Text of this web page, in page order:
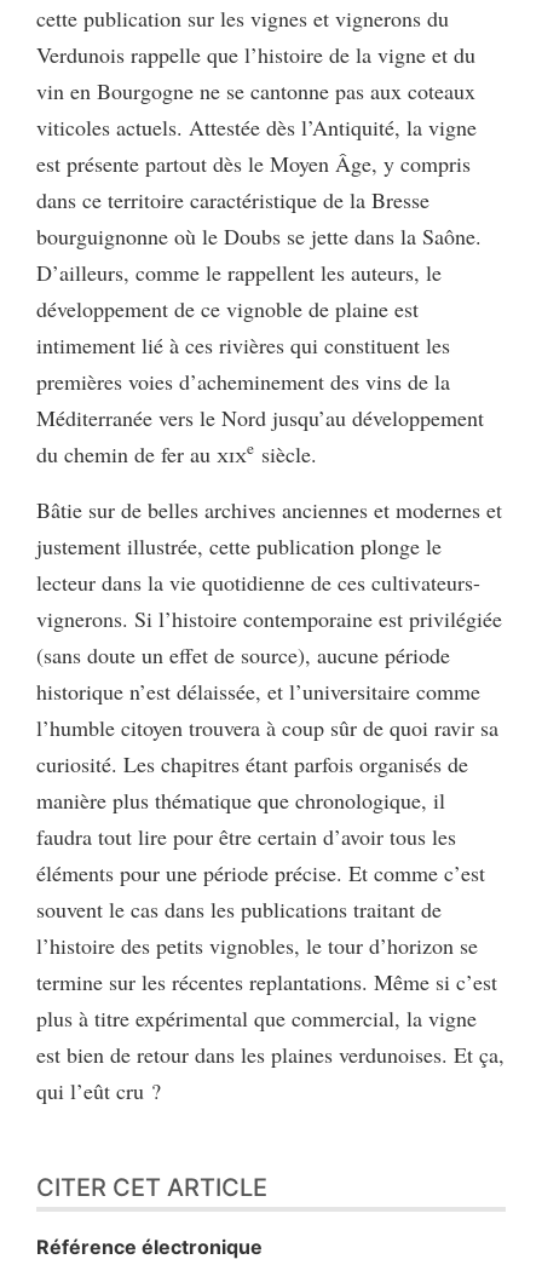
cette publication sur les vignes et vignerons du
Verdunois rappelle que l’histoire de la vigne et du
vin en Bourgogne ne se cantonne pas aux coteaux
viticoles actuels. Attestée dès l’Antiquité, la vigne
est présente partout dès le Moyen Âge, y compris
dans ce territoire caractéristique de la Bresse
bourguignonne où le Doubs se jette dans la Saône.
D’ailleurs, comme le rappellent les auteurs, le
développement de ce vignoble de plaine est
intimement lié à ces rivières qui constituent les
premières voies d’acheminement des vins de la
Méditerranée vers le Nord jusqu’au développement
du chemin de fer au xixe siècle.
Bâtie sur de belles archives anciennes et modernes et
justement illustrée, cette publication plonge le
lecteur dans la vie quotidienne de ces cultivateurs-
vignerons. Si l’histoire contemporaine est privilégiée
(sans doute un effet de source), aucune période
historique n’est délaissée, et l’universitaire comme
l’humble citoyen trouvera à coup sûr de quoi ravir sa
curiosité. Les chapitres étant parfois organisés de
manière plus thématique que chronologique, il
faudra tout lire pour être certain d’avoir tous les
éléments pour une période précise. Et comme c’est
souvent le cas dans les publications traitant de
l’histoire des petits vignobles, le tour d’horizon se
termine sur les récentes replantations. Même si c’est
plus à titre expérimental que commercial, la vigne
est bien de retour dans les plaines verdunoises. Et ça,
qui l’eût cru ?
CITER CET ARTICLE
Référence électronique